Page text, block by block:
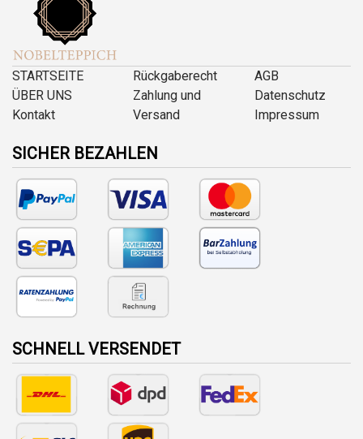
STARTSEITE
ÜBER UNS
Kontakt
Rückgaberecht
Zahlung und
Versand
AGB
Datenschutz
Impressum
SICHER BEZAHLEN
SCHNELL VERSENDET